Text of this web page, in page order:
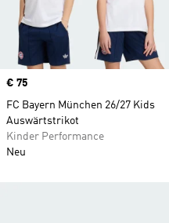
Price
€ 75
FC Bayern München 26/27 Kids
Auswärtstrikot
Kinder Performance
Neu